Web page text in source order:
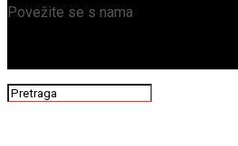
Povežite se s nama